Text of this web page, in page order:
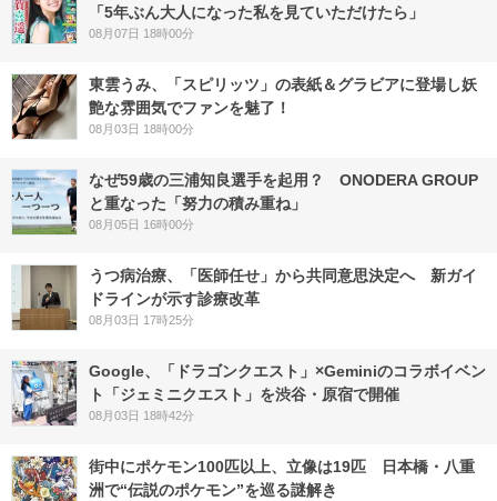
「5年ぶん大人になった私を見ていただけたら」
08月07日 18時00分
東雲うみ、「スピリッツ」の表紙＆グラビアに登場し妖
艶な雰囲気でファンを魅了！
08月03日 18時00分
なぜ59歳の三浦知良選手を起用？ ONODERA GROUP
と重なった「努力の積み重ね」
08月05日 16時00分
うつ病治療、「医師任せ」から共同意思決定へ 新ガイ
ドラインが示す診療改革
08月03日 17時25分
Google、「ドラゴンクエスト」×Geminiのコラボイベン
ト「ジェミニクエスト」を渋谷・原宿で開催
08月03日 18時42分
街中にポケモン100匹以上、立像は19匹 日本橋・八重
洲で“伝説のポケモン”を巡る謎解き